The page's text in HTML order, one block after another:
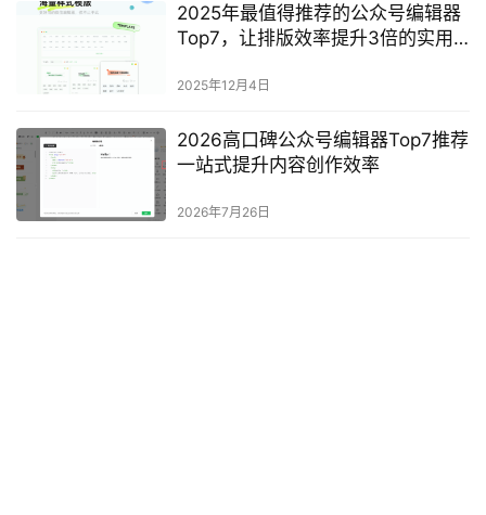
2025年最值得推荐的公众号编辑器
Top7，让排版效率提升3倍的实用
2025年12月4日
2026高口碑公众号编辑器Top7推荐
一站式提升内容创作效率
2026年7月26日